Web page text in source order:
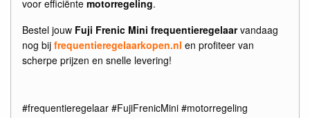
voor efficiënte motorregeling.
Bestel jouw Fuji Frenic Mini frequentieregelaarvandaag
nog bij frequentieregelaarkopen.nl en profiteer van
scherpe prijzen en snelle levering!
#frequentieregelaar #FujiFrenicMini #motorregeling